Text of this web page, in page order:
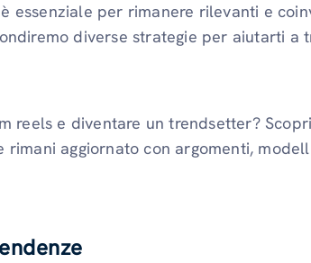
essenziale per rimanere rilevanti e
diverse strategie per aiutarti a
reels e diventare un trendsetter?
rimani aggiornato con argomenti,